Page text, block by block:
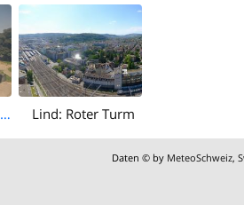
Jonas Furrer-Denkmal - Museumstrasse Lind: Roter Turm
Daten © by MeteoSchweiz,